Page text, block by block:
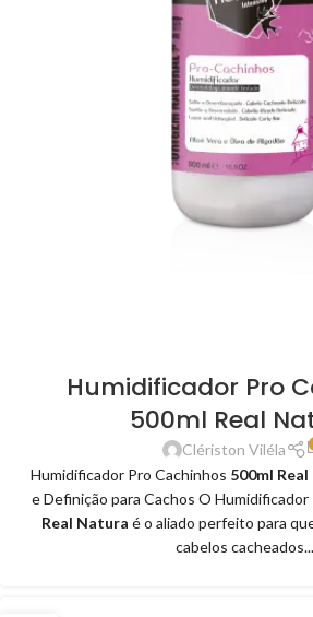
Humidificador Pro
500ml Real
Clériston Viléla
Humidificador Pro Cachinhos 500ml
e Definição para Cachos O Humidificador
Real Natura é o aliado perfeito para
cabelos cacheados...